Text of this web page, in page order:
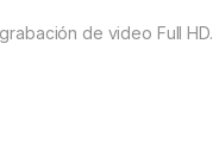
de video Full HD.